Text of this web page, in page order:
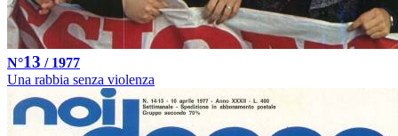
N°13 / 1977
Una rabbia senza violenza